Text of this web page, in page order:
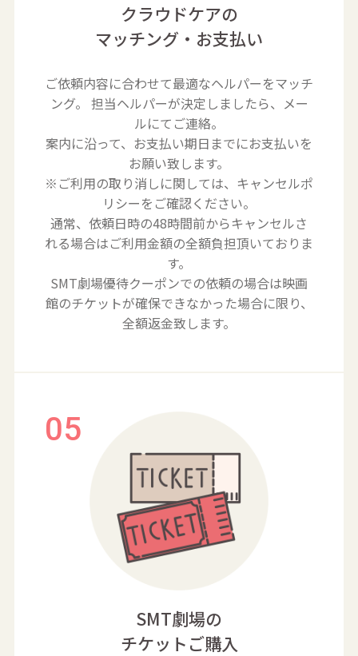
クラウドケアの
マッチング・お支払い
ご依頼内容に合わせて最適なヘルパーをマッチ
ング。 担当ヘルパーが決定しましたら、メー
ルにてご連絡。
案内に沿って、お支払い期日までにお支払いを
お願い致します。
※ご利用の取り消しに関しては、キャンセルポ
リシーをご確認ください。
通常、依頼日時の48時間前からキャンセルさ
れる場合はご利用金額の全額負担頂いておりま
す。
SMT劇場優待クーポンでの依頼の場合は映画
館のチケットが確保できなかった場合に限り、
全額返金致します。
SMT劇場の
チケットご購入